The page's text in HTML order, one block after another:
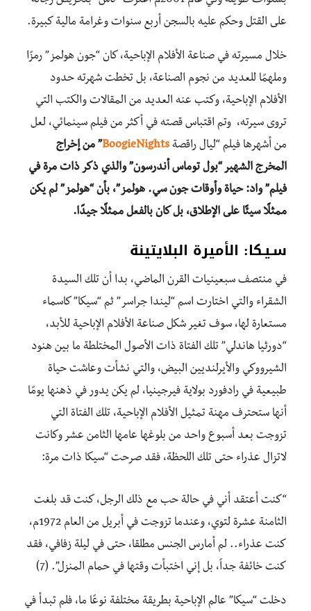
على القتل وحكم عليه بالسجن أربع سنوات وغرامة مالية كبيرة.
خلال مسيرته في صناعة الأفلام الإباحية، كان “جون هولمز” رمزًا
وملهمًا للعديد من نجوم الصناعة، بل تخطت شهرته حدود
الأفلام الإباحية، وكتب عنه العديد من المقالات والكتب التي
تروى سيرته، وتم اقتباس قصته في أكثر من فيلم سينمائي، لعل
من أشهرها فيلم “ليال راقصة
BoogieNights
” من إخراج
المخرج الشهير “بول توماس أندرسون” والذي ذكر ذات مرة في
فيلم” واد: حياة وأوقات جون سي. هولمز”، بأن “هولمز” لم يكن
ممثلًا سيئًا على الإطلاق، بل كان بالفعل ممثلًا جيدًا.
سـيـكا: الأميرة البلايتينة
في منتصف سبعينيات القرن الماضي، بدا أن تلك السيدة
الشقراء والتي اختارت اسم “ليندا جراسر” ثم “سيكا” كاسماء
مستعارة لها، سوف تغير شكل صناعة الأفلام الإباحية للأبد،
“دورثيا هاندلي” تلك الفتاة ذات الأصول المختلطة ما بين هنود
الشيرووكي والأيرلنديين البيض، والتي نشأت وعاشت حياة
طبيعية في رادفورد بولاية فيرجينيا، لم يكن يدور في ذهنها يومًا
أنها ستحترف مهنة تمثيل الأفلام الإباحية، تلك الفتاة التي
تزوجت بعد أسبوع واحد من بلوغها عامها الثامن عشر وكانت
لاتزال عذراء حتى تلك اللحظة، فقد صرحت “سيكا ذات مرة:
“كنت أعتقد أني في حالة حب مع ذلك الرجل، كنت قد بلغت
الثامنة عشرة لتوي، وعندما تزوجت في أبريل من العام 1972م،
كنت عذراء.. لم أمارس الجنس مطلقا، حتى في ليلة زفافي، فقد
كنت خائفة جداً، بل إني اختبأت وقتها في حمام المنزل”. (7)
دخلت “سيكا” عالم الإباحية بطريقة مختلفة نوعًا ما، فلم تبدأ في